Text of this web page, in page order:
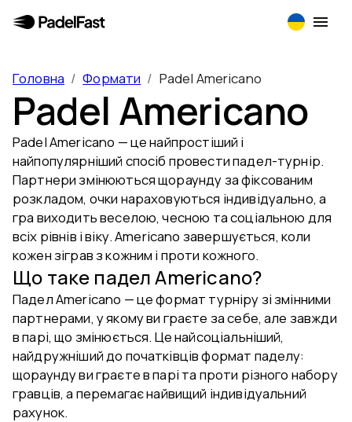
Головна / Формати / Padel Americano
Padel Americano
Padel Americano — це найпростіший і
найпопулярніший спосіб провести падел-турнір.
Партнери змінюються щораунду за фіксованим
розкладом, очки нараховуються індивідуально, а
гра виходить веселою, чесною та соціальною для
всіх рівнів і віку. Americano завершується, коли
кожен зіграв з кожним і проти кожного.
Що таке падел Americano?
Падел Americano — це формат турніру зі змінними
партнерами, у якому ви граєте за себе, але завжди
в парі, що змінюється. Це найсоціальніший,
найдружніший до початківців формат паделу:
щораунду ви граєте в парі та проти різного набору
гравців, а перемагає найвищий індивідуальний
рахунок.